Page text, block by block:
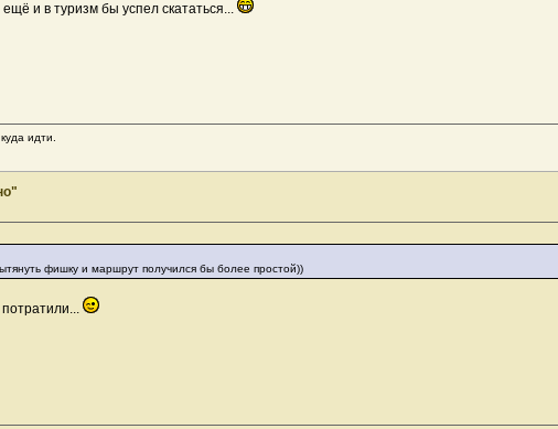
и в туризм бы успел скататься...
идти.
фишку и маршрут получился бы более простой))